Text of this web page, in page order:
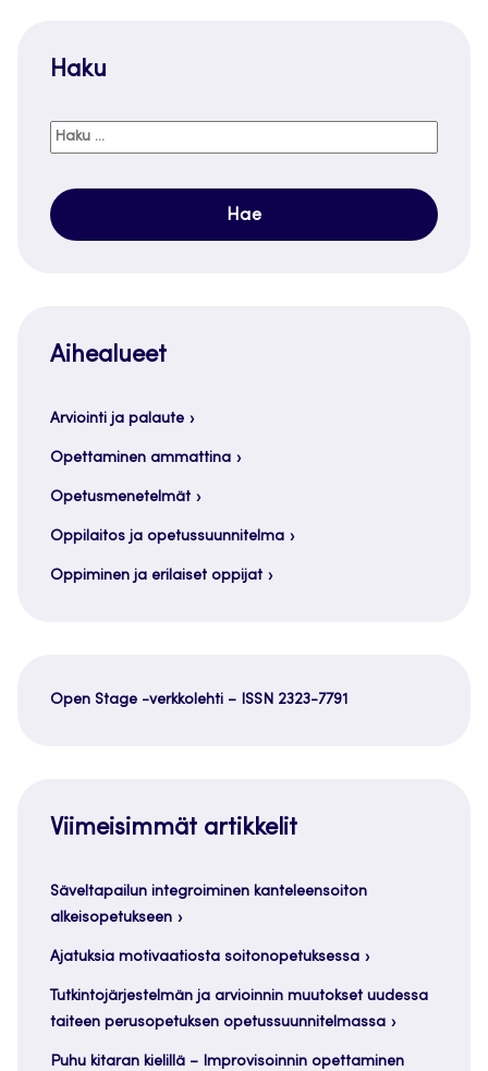
Haku
Haku:
Aihealueet
Arviointi ja palaute
Opettaminen ammattina
Opetusmenetelmät
Oppilaitos ja opetussuunnitelma
Oppiminen ja erilaiset oppijat
Open Stage -verkkolehti – ISSN 2323-7791
Viimeisimmät artikkelit
Säveltapailun integroiminen kanteleensoiton
alkeisopetukseen
Ajatuksia motivaatiosta soitonopetuksessa
Tutkintojärjestelmän ja arvioinnin muutokset uudessa
taiteen perusopetuksen opetussuunnitelmassa
Puhu kitaran kielillä – Improvisoinnin opettaminen